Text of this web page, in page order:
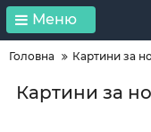
Меню
Головна Картини за
Картини за